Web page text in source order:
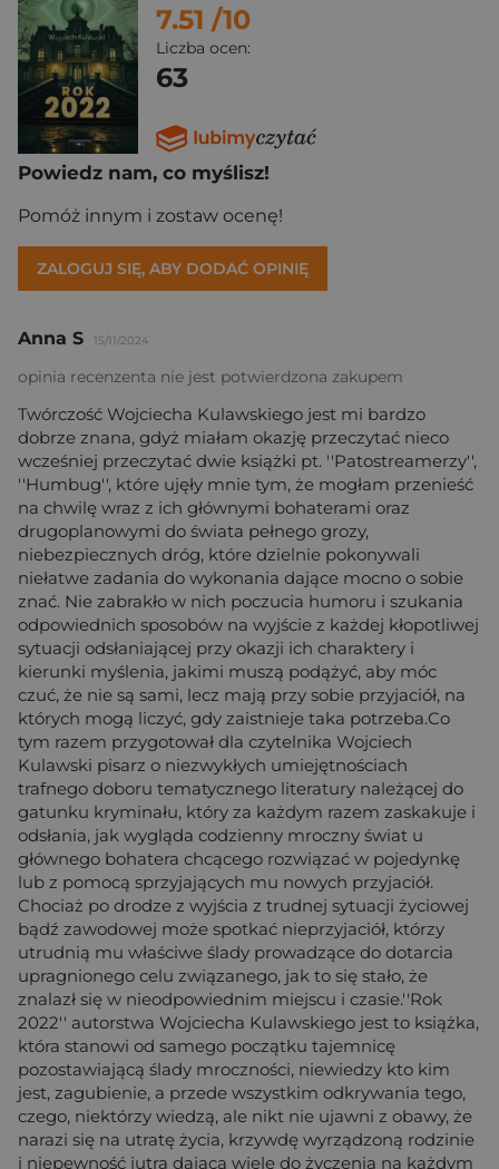
7.51 /10
Liczba ocen:
63
Powiedz nam, co myślisz!
Pomóż innym i zostaw ocenę!
ZALOGUJ SIĘ, ABY DODAĆ OPINIĘ
Anna S 15/11/2024
opinia recenzenta nie jest potwierdzona zakupem
Twórczość Wojciecha Kulawskiego jest mi bardzo
dobrze znana, gdyż miałam okazję przeczytać nieco
wcześniej przeczytać dwie książki pt. ''Patostreamerzy'',
''Humbug'', które ujęły mnie tym, że mogłam przenieść
na chwilę wraz z ich głównymi bohaterami oraz
drugoplanowymi do świata pełnego grozy,
niebezpiecznych dróg, które dzielnie pokonywali
niełatwe zadania do wykonania dające mocno o sobie
znać. Nie zabrakło w nich poczucia humoru i szukania
odpowiednich sposobów na wyjście z każdej kłopotliwej
sytuacji odsłaniającej przy okazji ich charaktery i
kierunki myślenia, jakimi muszą podążyć, aby móc
czuć, że nie są sami, lecz mają przy sobie przyjaciół, na
których mogą liczyć, gdy zaistnieje taka potrzeba.Co
tym razem przygotował dla czytelnika Wojciech
Kulawski pisarz o niezwykłych umiejętnościach
trafnego doboru tematycznego literatury należącej do
gatunku kryminału, który za każdym razem zaskakuje i
odsłania, jak wygląda codzienny mroczny świat u
głównego bohatera chcącego rozwiązać w pojedynkę
lub z pomocą sprzyjających mu nowych przyjaciół.
Chociaż po drodze z wyjścia z trudnej sytuacji życiowej
bądź zawodowej może spotkać nieprzyjaciół, którzy
utrudnią mu właściwe ślady prowadzące do dotarcia
upragnionego celu związanego, jak to się stało, że
znalazł się w nieodpowiednim miejscu i czasie.''Rok
2022'' autorstwa Wojciecha Kulawskiego jest to książka,
która stanowi od samego początku tajemnicę
pozostawiającą ślady mroczności, niewiedzy kto kim
jest, zagubienie, a przede wszystkim odkrywania tego,
czego, niektórzy wiedzą, ale nikt nie ujawni z obawy, że
narazi się na utratę życia, krzywdę wyrządzoną rodzinie
i niepewność jutra dającą wiele do życzenia na każdym